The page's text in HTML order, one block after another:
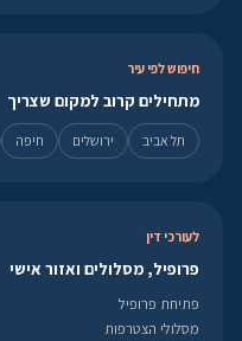
חיפוש לפי עיר
מתחילים קרוב למקום שצריך
תל אביב ירושלים חיפה
לעורכי דין
פרופיל, מסלולים ואזור אישי
פתיחת פרופיל
מסלולי הצטרפות